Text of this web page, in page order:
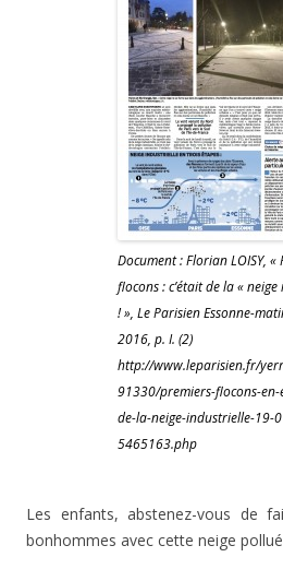
Document : Florian LOISY, «
flocons : c’était de la «
! », Le Parisien Essonne-
2016, p. I. (2)
http://www.leparisien.fr/
91330/premiers-flocons-en-
de-la-neige-industrielle-19-
5465163.php
Les enfants, abstenez-vous de
bonhommes avec cette neige